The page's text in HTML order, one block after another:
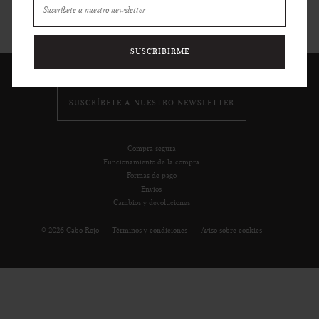
SUSCRIBIRME
SUSCRÍBETE A NUESTRO NEWSLETTER
Compra segura
Funcionamiento de la compra
Formas de pago
Envíos
Cambios y devoluciones
© 2026 Cabo Rojo Términos y condiciones Aviso sobre cookies